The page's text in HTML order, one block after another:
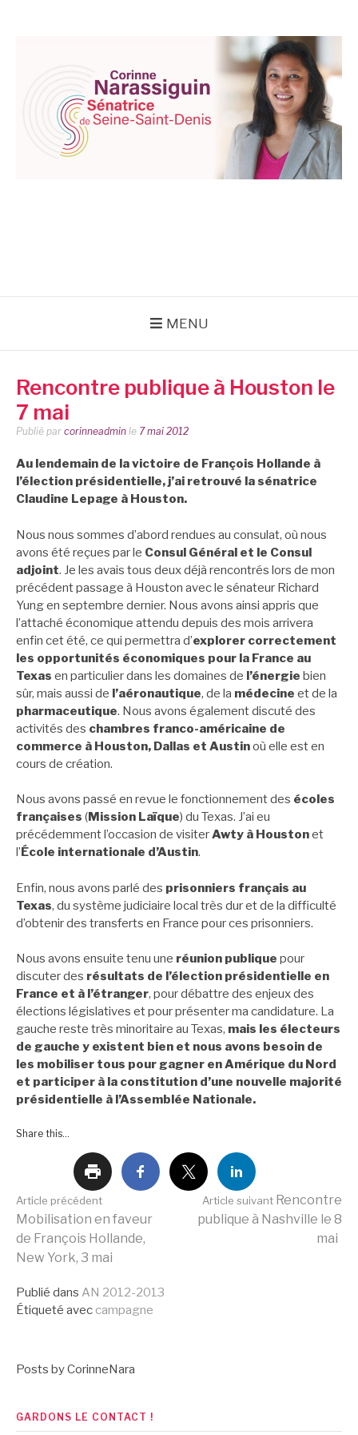
MENU
Rencontre publique à Houston le
7 mai
Publié par corinneadmin le 7 mai 2012
Au lendemain de la victoire de François Hollande à
l’élection présidentielle, j’ai retrouvé la sénatrice
Claudine Lepage à Houston.
Nous nous sommes d’abord rendues au consulat, où nous
avons été reçues par le Consul Général et le Consul
adjoint. Je les avais tous deux déjà rencontrés lors de mon
précédent passage à Houston avec le sénateur Richard
Yung en septembre dernier. Nous avons ainsi appris que
l’attaché économique attendu depuis des mois arrivera
enfin cet été, ce qui permettra d’explorer correctement
les opportunités économiques pour la France au
Texas en particulier dans les domaines de l’énergie bien
sûr, mais aussi de l’aéronautique, de la médecine et de la
pharmaceutique. Nous avons également discuté des
activités des chambres franco-américaine de
commerce à Houston, Dallas et Austinoù elle est en
cours de création.
Nous avons passé en revue le fonctionnement des écoles
françaises (Mission Laïque) du Texas. J’ai eu
précédemment l’occasion de visiterAwty à Houstonet
l’École internationale d’Austin.
Enfin, nous avons parlé des prisonniers français au
Texas, du système judiciaire local très dur et de la difficulté
d’obtenir des transferts en France pour ces prisonniers.
Nous avons ensuite tenu une réunion publique pour
discuter des résultats de l’élection présidentielle en
France et à l’étranger, pour débattre des enjeux des
élections législatives et pour présenter ma candidature. La
gauche reste très minoritaire au Texas, mais les électeurs
de gauche y existent bien et nous avons besoin de
les mobiliser tous pour gagner en Amérique du Nord
et participer à la constitution d’une nouvelle majorité
présidentielle à l’Assemblée Nationale.
Share this...
Lire
la
suite
Article précédent
Mobilisation en faveur
de François Hollande,
New York, 3 mai
Article suivant Rencontre
publique à Nashville le 8
mai
Publié dans AN 2012-2013
Étiqueté avec campagne
Posts by CorinneNara
GARDONS LE CONTACT !